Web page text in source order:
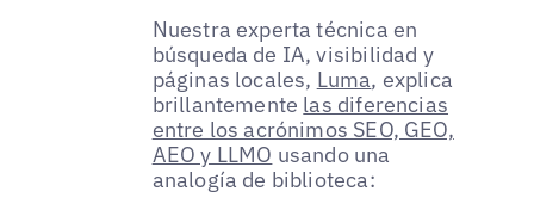
Nuestra experta técnica en
búsqueda de IA, visibilidad y
páginas locales, Luma, explica
brillantemente las diferencias
entre los acrónimos SEO, GEO,
AEO y LLMO usando una
analogía de biblioteca: